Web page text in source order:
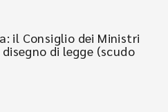
il Consiglio dei Ministri
di legge (scudo